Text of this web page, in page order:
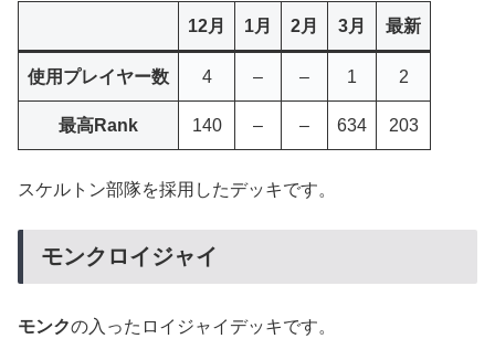
12月 1月 2月 3月 最新
使用プレイヤー数 4 – – 1 2
最高Rank 140 – – 634 203
スケルトン部隊を採用したデッキです。
モンクロイジャイ
モンクの入ったロイジャイデッキです。